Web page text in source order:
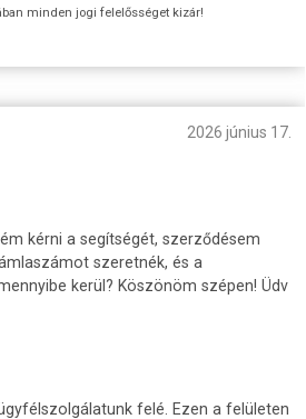
minden jogi felelősséget kizár!
2026 június 17.
kérni a segítségét, szerződésem
szeretnék, és a
kerül? Köszönöm szépen! Üdv
felé. Ezen a felületen